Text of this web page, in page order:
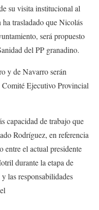
su visita institucional al
trasladado que Nicolás
será propuesto
del PP granadino.
y de Navarro serán
Ejecutivo Provincial
capacidad de trabajo que
Rodríguez, en referencia
entre el actual presidente
durante la etapa de
las responsabilidades